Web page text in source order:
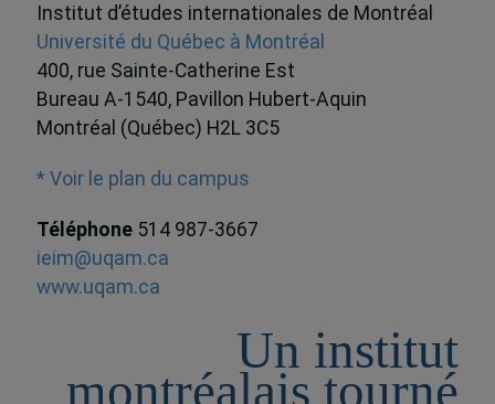
Institut d’études internationales de Montréal
Université du Québec à Montréal
400, rue Sainte-Catherine Est
Bureau A-1540, Pavillon Hubert-Aquin
Montréal (Québec) H2L 3C5
* Voir le plan du campus
Téléphone 514 987-3667
ieim@uqam.ca
www.uqam.ca
Un institut
montréalais tourné